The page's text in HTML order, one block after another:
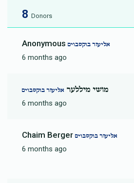
8 Donors
Anonymous אליעזר בוקסבוים
6 months ago
מושי מיללער אליעזר בוקסבוים
6 months ago
Chaim Berger אליעזר בוקסבוים
6 months ago